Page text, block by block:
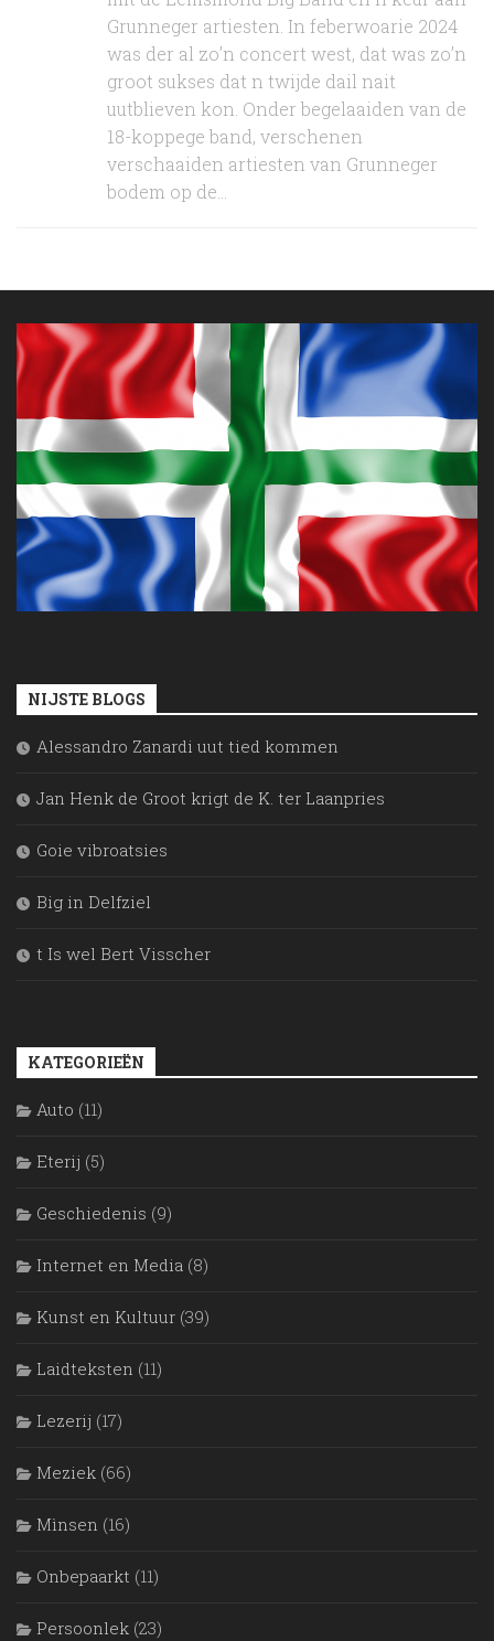
Grunneger artiesten. In feberwoarie 2024
was der al zo’n concert west, dat was zo’n
groot sukses dat n twijde dail nait
uutblieven kon. Onder begelaaiden van de
18-koppege band, verschenen
verschaaiden artiesten van Grunneger
bodem op de...
NIJSTE BLOGS
Alessandro Zanardi uut tied kommen
Jan Henk de Groot krigt de K. ter Laanpries
Goie vibroatsies
Big in Delfziel
t Is wel Bert Visscher
KATEGORIEËN
Auto (11)
Eterij (5)
Geschiedenis (9)
Internet en Media (8)
Kunst en Kultuur (39)
Laidteksten (11)
Lezerij (17)
Meziek (66)
Mìnsen (16)
Onbepaarkt (11)
Persoonlek (23)